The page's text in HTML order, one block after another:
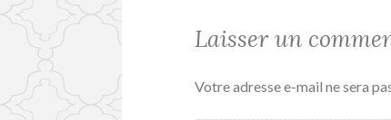
Laisser un
Votre adresse e-mail ne sera